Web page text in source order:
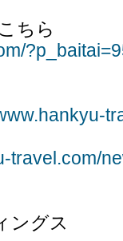
ちら
travel.com/
ングス